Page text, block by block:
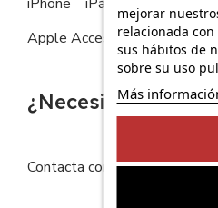
mejorar
relacionada
sus hábitos de
sobre su uso
Más
Apple Accesorios
¿Necesitas ayuda?
Contacta con nosotros